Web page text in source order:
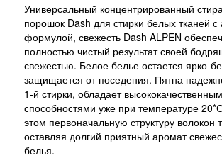
Универсальный концентрированный
порошок Dash для стирки белых тканей с
формулой, свежесть Dash ALPEN
полностью чистый результат своей
свежестью. Белое белье остается ярко-
защищается от поседения. Пятна
1-й стирки, обладает
способностями уже при температуре
этом первоначальную структуру волокон
оставляя долгий приятный аромат
белья.